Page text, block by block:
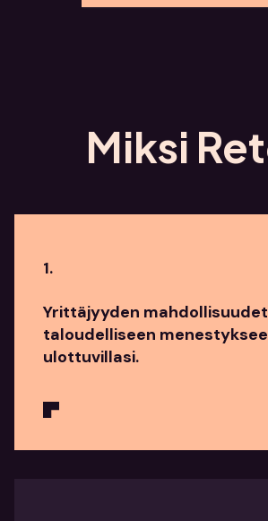
Miksi
1.
Yrittäjyyden mahdollisuudet
taloudelliseen
ulottuvillasi.